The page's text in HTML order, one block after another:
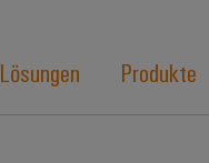
Lösungen Produkte